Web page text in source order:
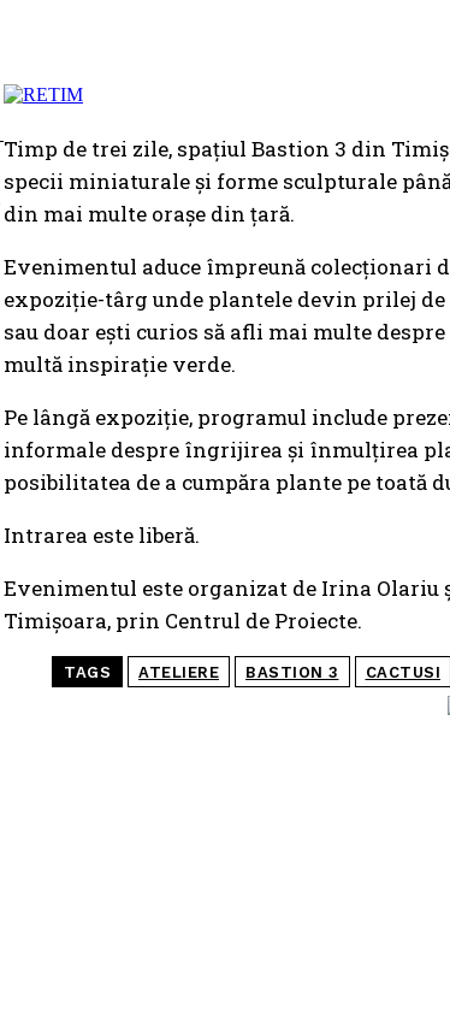
Timp de trei zile, spațiul Bastion 3 din
specii miniaturale și forme sculpturale
din mai multe orașe din țară.
Evenimentul aduce împreună colecționari
expoziție-târg unde plantele devin prilej de
sau doar ești curios să afli mai multe
multă inspirație verde.
Pe lângă expoziție, programul include
informale despre îngrijirea și înmulțirea
posibilitatea de a cumpăra plante pe toată
Intrarea este liberă.
Evenimentul este organizat de Irina
Timișoara, prin Centrul de Proiecte.
TAGS ATELIERE BASTION 3 CACTUSI